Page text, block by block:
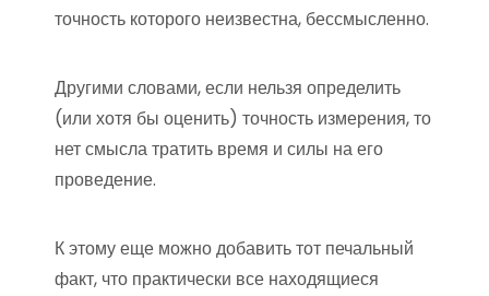
точность которого неизвестна, бессмысленно.
Другими словами, если нельзя определить
(или хотя бы оценить) точность измерения, то
нет смысла тратить время и силы на его
проведение.
К этому еще можно добавить тот печальный
факт, что практически все находящиеся